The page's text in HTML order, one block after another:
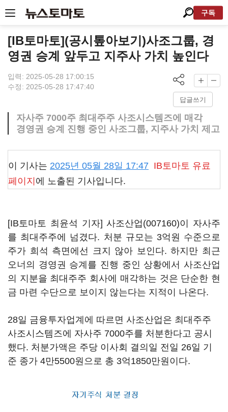
구독
[IB토마토](공시톺아보기)사조그룹, 경
영권 승계 앞두고 지주사 가치 높인다
입력: 2025-05-28 17:00:15
수정: 2025-05-28 17:47:40
답글쓰기
자사주 7000주 최대주주 사조시스템즈에 매각
경영권 승계 진행 중인 사조그룹, 지주사 가치 제고
이 기사는 2025년 05월 28일 17:47 IB토마토 유료
페이지 에 노출된 기사입니다.
[IB토마토 최윤석 기자] 사조산업(007160)이 자사주
를 최대주주에 넘겼다. 처분 규모는 3억원 수준으로
주가 희석 측면에선 크지 않아 보인다. 하지만 최근
오너의 경영권 승계를 진행 중인 상황에서 사조산업
의 지분을 최대주주 회사에 매각하는 것은 단순한 현
금 마련 수단으로 보이지 않는다는 지적이 나온다.
28일 금융투자업계에 따르면 사조산업은 최대주주
사조시스템즈에 자사주 7000주를 처분한다고 공시
했다. 처분가액은 주당 이사회 결의일 전일 26일 기
준 종가 4만5500원으로 총 3억1850만원이다.